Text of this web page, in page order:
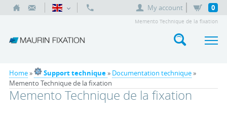
My account 0
Memento Technique de la fixation
Home» Support technique» Documentation technique»
Memento Technique de la fixation
Memento Technique de la fixation